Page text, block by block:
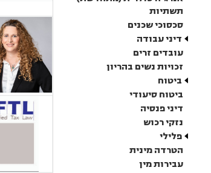
תשתיות
סכסוכי שכנים
דיני עבודה
עובדים זרים
זכויות נשים בהריון
ביטוח
ביטוח סיעודי
דיני פנסיה
נזקי רכוש
פלילי
הטרדה מינית
עבירות מין